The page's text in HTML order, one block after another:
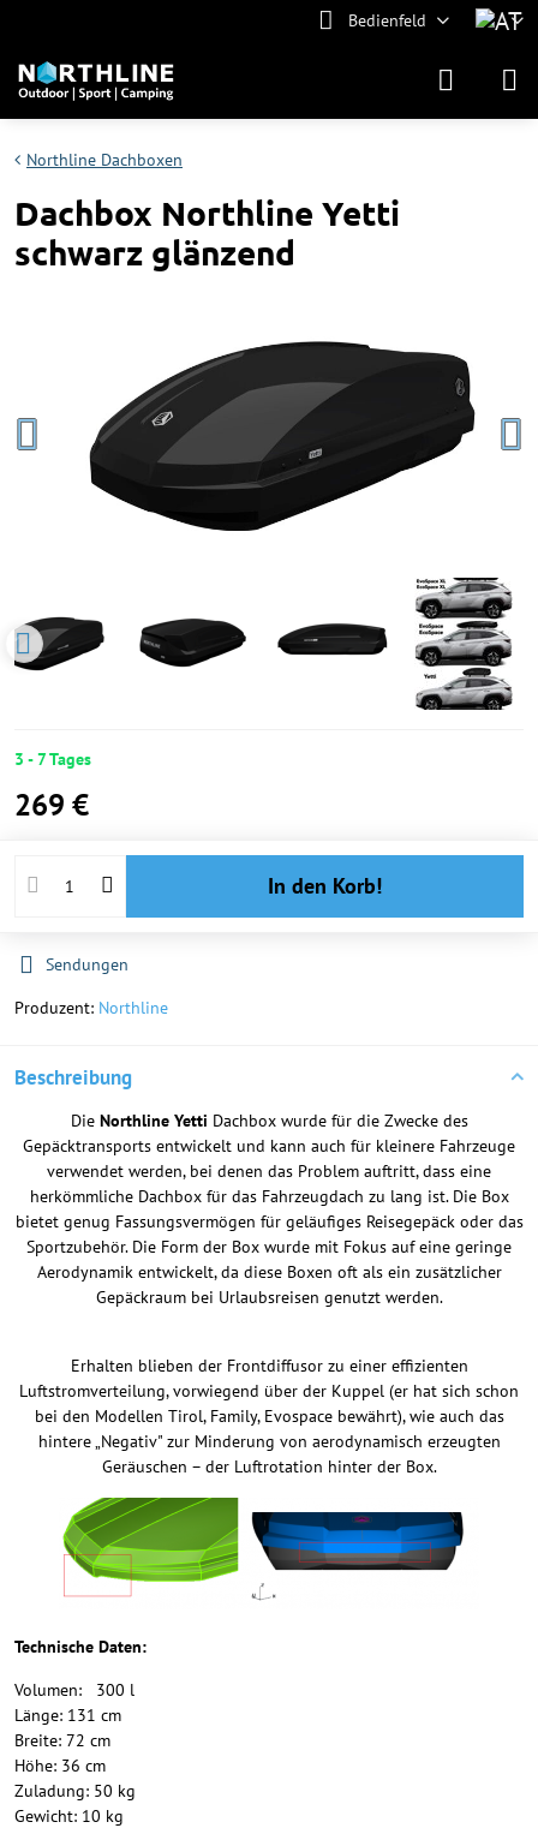
Bedienfeld
Northline Dachboxen
Dachbox Northline Yetti
schwarz glänzend
3 - 7 Tages
269 €
In den Korb!
Sendungen
Produzent: Northline
Beschreibung
Die Northline Yetti Dachbox wurde für die Zwecke des
Gepäcktransports entwickelt und kann auch für kleinere Fahrzeuge
verwendet werden, bei denen das Problem auftritt, dass eine
herkömmliche Dachbox für das Fahrzeugdach zu lang ist. Die Box
bietet genug Fassungsvermögen für geläufiges Reisegepäck oder das
Sportzubehör. Die Form der Box wurde mit Fokus auf eine geringe
Aerodynamik entwickelt, da diese Boxen oft als ein zusätzlicher
Gepäckraum bei Urlaubsreisen genutzt werden.
Erhalten blieben der Frontdiffusor zu einer effizienten
Luftstromverteilung, vorwiegend über der Kuppel (er hat sich schon
bei den Modellen Tirol, Family, Evospace bewährt), wie auch das
hintere „Negativ" zur Minderung von aerodynamisch erzeugten
Geräuschen – der Luftrotation hinter der Box.
Technische Daten:
Volumen: 300 l
Länge: 131 cm
Breite: 72 cm
Höhe: 36 cm
Zuladung: 50 kg
Gewicht: 10 kg